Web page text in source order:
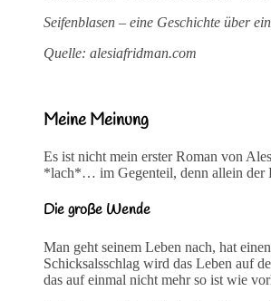
Seifenblasen – eine Geschichte über
Quelle: alesiafridman.com
Meine Meinung
Es ist nicht mein erster Roman von
*lach*… im Gegenteil, denn allein der
Die große Wende
Man geht seinem Leben nach, hat
Schicksalsschlag wird das Leben auf
das auf einmal nicht mehr so ist wie